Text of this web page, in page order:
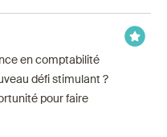
en comptabilité
défi stimulant ?
pour faire